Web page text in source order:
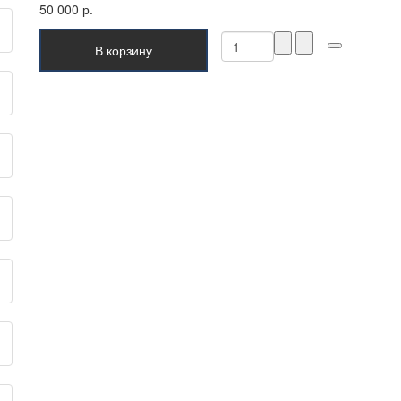
50 000 р.
В корзину